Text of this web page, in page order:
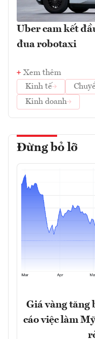
Uber cam kết
đua robotaxi
Xem thêm
Kinh tế
Kinh doanh
Đừng bỏ lỡ
Giá vàng tăng
cáo việc làm